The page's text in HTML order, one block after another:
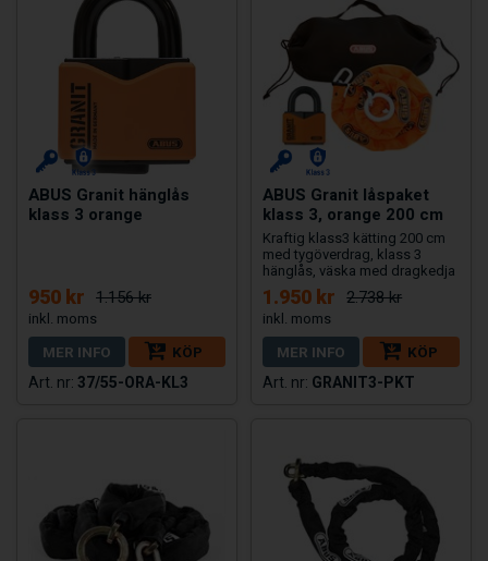
ABUS Granit hänglås
klass 3 orange
950 kr 1.156 kr
MER INFO
KÖP
37/55-ORA-KL3
ABUS Granit låspaket
klass 3, orange 200 cm
Kraftig klass3 kätting 200 cm
med tygöverdrag, klass 3
hänglås, väska med dragkedja
1.950 kr 2.738 kr
MER INFO
KÖP
GRANIT3-PKT